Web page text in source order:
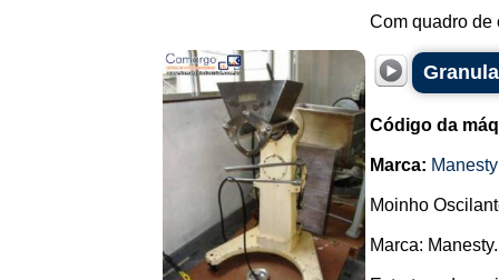
Com quadro de
Código da
Marca: Manesty
Moinho
Marca: Manesty.